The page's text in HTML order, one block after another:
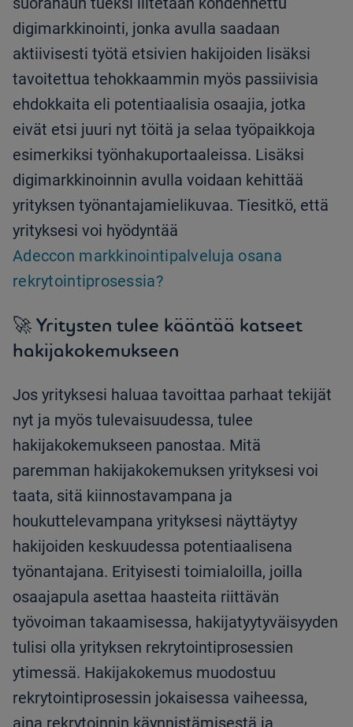
digimarkkinointi, jonka avulla saadaan
aktiivisesti työtä etsivien hakijoiden lisäksi
tavoitettua tehokkaammin myös passiivisia
ehdokkaita eli potentiaalisia osaajia, jotka
eivät etsi juuri nyt töitä ja selaa työpaikkoja
esimerkiksi työnhakuportaaleissa. Lisäksi
digimarkkinoinnin avulla voidaan kehittää
yrityksen työnantajamielikuvaa. Tiesitkö, että
yrityksesi voi hyödyntää
Adeccon markkinointipalveluja osana
rekrytointiprosessia?
🚀 Yritysten tulee kääntää katseet
hakijakokemukseen
Jos yrityksesi haluaa tavoittaa parhaat tekijät
nyt ja myös tulevaisuudessa, tulee
hakijakokemukseen panostaa. Mitä
paremman hakijakokemuksen yrityksesi voi
taata, sitä kiinnostavampana ja
houkuttelevampana yrityksesi näyttäytyy
hakijoiden keskuudessa potentiaalisena
työnantajana. Erityisesti toimialoilla, joilla
osaajapula asettaa haasteita riittävän
työvoiman takaamisessa, hakijatyytyväisyyden
tulisi olla yrityksen rekrytointiprosessien
ytimessä. Hakijakokemus muodostuu
rekrytointiprosessin jokaisessa vaiheessa,